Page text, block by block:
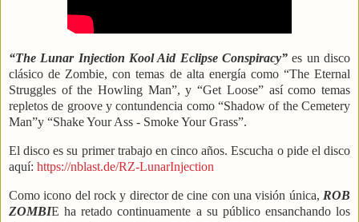
“The Lunar Injection Kool Aid Eclipse Conspiracy” es un disco
clásico de Zombie, con temas de alta energía como “The Eternal
Struggles of the Howling Man”, y “Get Loose” así como temas
repletos de groove y contundencia como “Shadow of the Cemetery
Man”y “Shake Your Ass - Smoke Your Grass”.
El disco es su primer trabajo en cinco años. Escucha o pide el disco
aquí: https://nblast.de/RZ-LunarInjection
Como icono del rock y director de cine con una visión única, ROB
ZOMBIE ha retado continuamente a su público ensanchando los